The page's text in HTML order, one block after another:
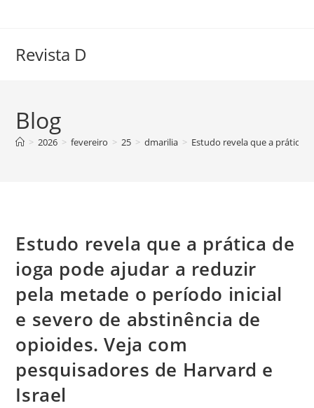
conteúdo
Revista D
Blog
> 2026 > fevereiro > 25 > dmarilia > Estudo revela que a prática
Estudo revela que a prática de
ioga pode ajudar a reduzir
pela metade o período inicial
e severo de abstinência de
opioides. Veja com
pesquisadores de Harvard e
Israel